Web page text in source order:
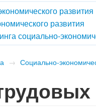
развития
развития
социально-
→ Социально-